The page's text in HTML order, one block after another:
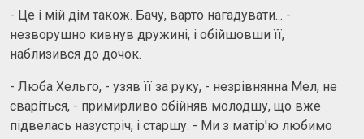
- Це і мій дім також. Бачу, варто нагадувати... -
незворушно кивнув дружині, і обійшовши її,
наблизився до дочок.
- Люба Хельго, - узяв її за руку, - незрівнянна Мел, не
сваріться, - примирливо обійняв молодшу, що вже
підвелась назустріч, і старшу. - Ми з матір'ю любимо